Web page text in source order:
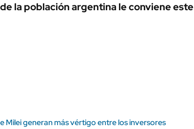
la población argentina le conviene este
Milei generan más vértigo entre los inversores